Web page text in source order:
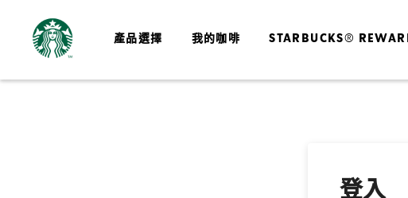
產品選擇 我的咖啡 STARBUCKS®
登入